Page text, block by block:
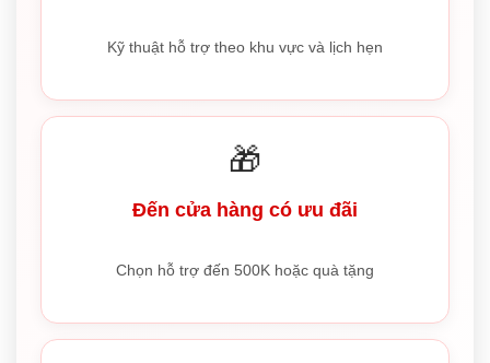
Kỹ thuật hỗ trợ theo khu vực và lịch hẹn
🎁
Đến cửa hàng có ưu đãi
Chọn hỗ trợ đến 500K hoặc quà tặng